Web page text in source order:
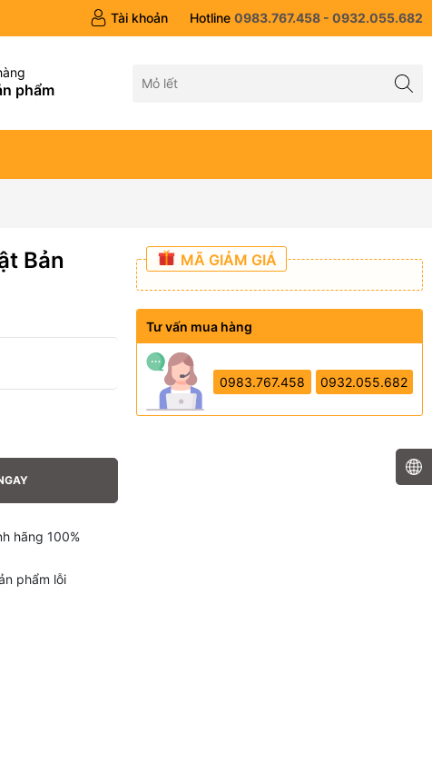
Tài khoản Hotline 0983.767.458 - 0932.055.682
phẩm
Bản
hãng 100%
phẩm lỗi
MÃ GIẢM GIÁ
Tư vấn mua hàng
0983.767.458 0932.055.682